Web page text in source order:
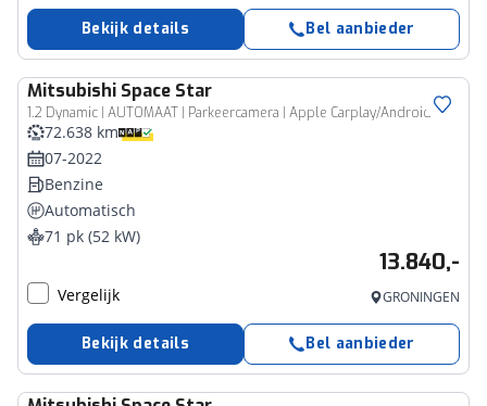
Bekijk details Bel aanbieder
Mitsubishi Space Star
1.2 Dynamic | AUTOMAAT | Parkeercamera | Apple Carplay/Android Auto | Climate Control |
72.638 km
07-2022
Benzine
Automatisch
71 pk (52 kW)
13.840,-
Vergelijk GRONINGEN
Bekijk details Bel aanbieder